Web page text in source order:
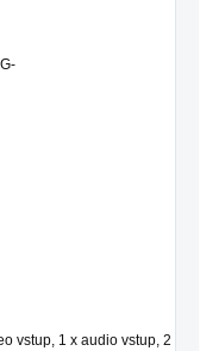
vstup, 1 x audio vstup, 2